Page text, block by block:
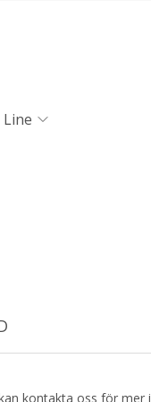
Line
kontakta oss för mer